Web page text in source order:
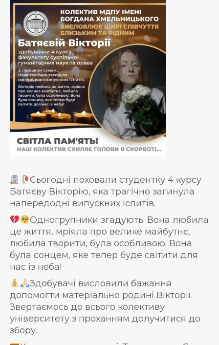
Сьогодні поховали студентку 4 курсу
Батяєву Вікторію, яка трагічно загинула
напередодні випускних іспитів.
Одногрупники згадують: Вона любила
це життя, мріяла про велике майбутнє,
любила творити, була особливою. Вона
була сонцем, яке тепер буде світити для
нас із неба!
Здобувачі висловили бажання
допомогти матеріально родині Вікторії.
Звертаємось до всього колективу
університету з проханням долучитися до
збору.